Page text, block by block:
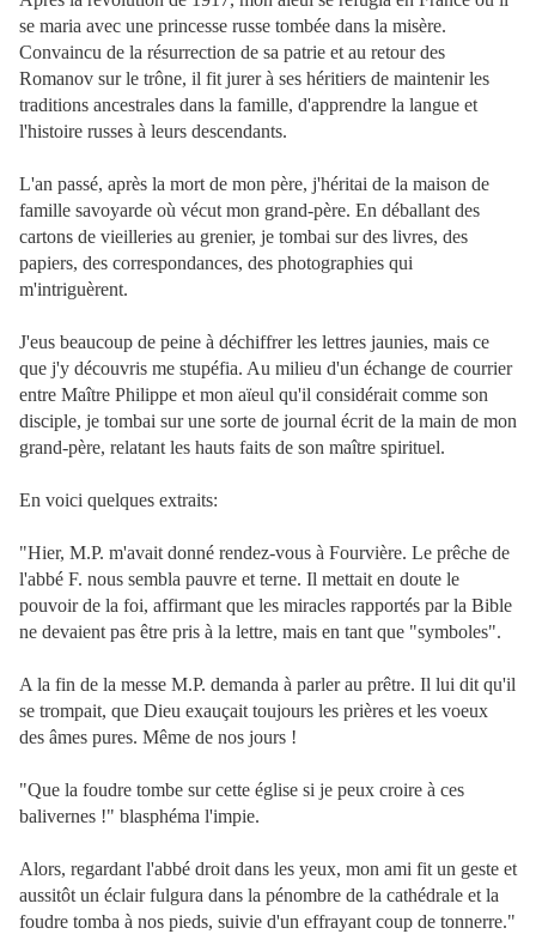
se maria avec une princesse russe tombée dans la misère.
Convaincu de la résurrection de sa patrie et au retour des
Romanov sur le trône, il fit jurer à ses héritiers de maintenir les
traditions ancestrales dans la famille, d'apprendre la langue et
l'histoire russes à leurs descendants.
L'an passé, après la mort de mon père, j'héritai de la maison de
famille savoyarde où vécut mon grand-père. En déballant des
cartons de vieilleries au grenier, je tombai sur des livres, des
papiers, des correspondances, des photographies qui
m'intriguèrent.
J'eus beaucoup de peine à déchiffrer les lettres jaunies, mais ce
que j'y découvris me stupéfia. Au milieu d'un échange de courrier
entre Maître Philippe et mon aïeul qu'il considérait comme son
disciple, je tombai sur une sorte de journal écrit de la main de mon
grand-père, relatant les hauts faits de son maître spirituel.
En voici quelques extraits:
"Hier, M.P. m'avait donné rendez-vous à Fourvière. Le prêche de
l'abbé F. nous sembla pauvre et terne. Il mettait en doute le
pouvoir de la foi, affirmant que les miracles rapportés par la Bible
ne devaient pas être pris à la lettre, mais en tant que "symboles".
A la fin de la messe M.P. demanda à parler au prêtre. Il lui dit qu'il
se trompait, que Dieu exauçait toujours les prières et les voeux
des âmes pures. Même de nos jours !
"Que la foudre tombe sur cette église si je peux croire à ces
balivernes !" blasphéma l'impie.
Alors, regardant l'abbé droit dans les yeux, mon ami fit un geste et
aussitôt un éclair fulgura dans la pénombre de la cathédrale et la
foudre tomba à nos pieds, suivie d'un effrayant coup de tonnerre."